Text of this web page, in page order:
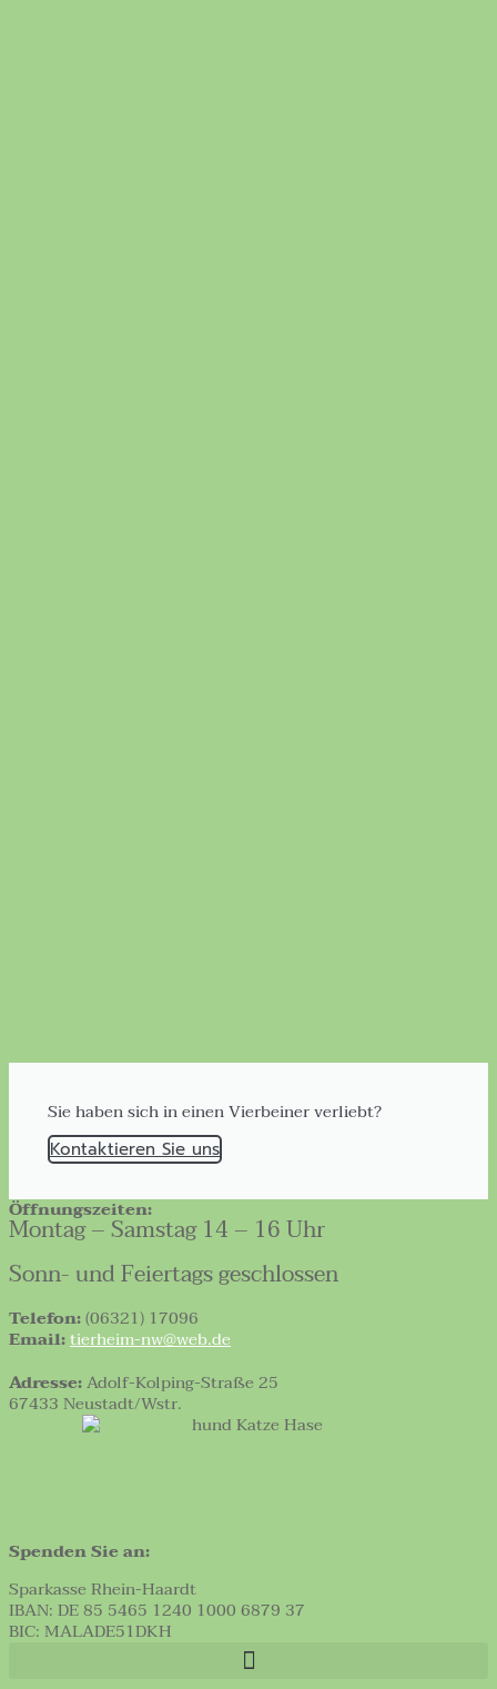
Sie haben sich in einen Vierbeiner verliebt?
Kontaktieren Sie uns
Öffnungszeiten:
Montag – Samstag 14 – 16 Uhr
Sonn- und Feiertags geschlossen
Telefon:(06321) 17096
Email:tierheim-nw@web.de
Adresse:Adolf-Kolping-Straße 25
67433 Neustadt/Wstr.
Spenden Sie an:
Sparkasse Rhein-Haardt
IBAN: DE 85 5465 1240 1000 6879 37
BIC: MALADE51DKH